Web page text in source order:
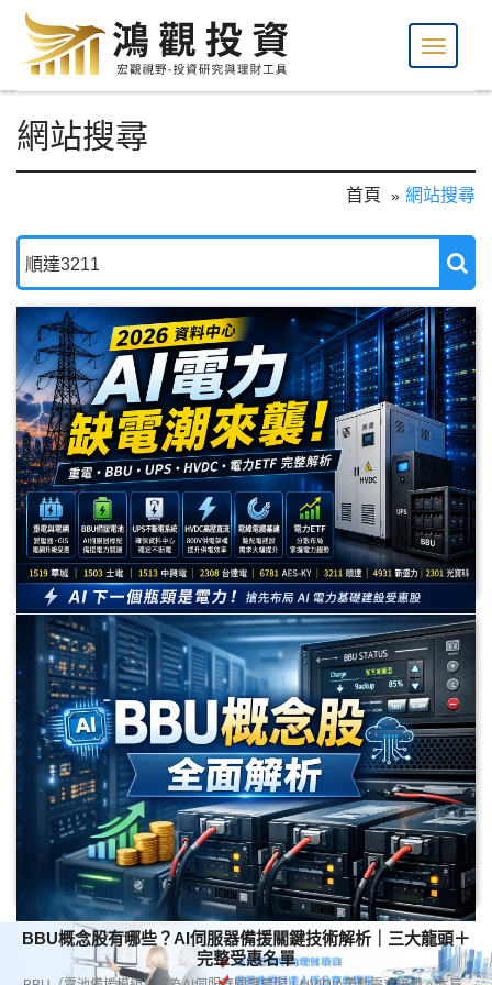
網站搜尋
首頁 網站搜尋
AI電力概念股有哪些？2026資料中心缺電潮受惠股整理｜重
電、BBU、UPS、HVDC與電力ETF完整解析
Meta Description 隨著 AI 資料中心快速擴建，電力需求成為下一個產業瓶
頸。本文整理 AI 電力概念股，包括重電設備、電網升級、HVDC、AI 電源、
BBU 備援電池、UPS 不斷電系統及電力ETF，解析華城（1519）、士電
（1503）、中興電（1513）、台達電（2308）、AES-KY（6781）、順達
（3211）等受惠方向。
BBU概念股有哪些？AI伺服器備援關鍵技術解析｜三大龍頭＋
完整受惠名單